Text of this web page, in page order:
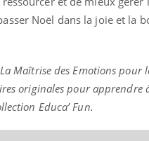
Noël dans la joie et la
Maîtrise des Emotions pour
originales pour apprendre
Educa’ Fun.